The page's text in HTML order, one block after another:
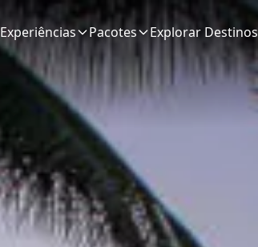
Experiências Pacotes Explorar Destinos